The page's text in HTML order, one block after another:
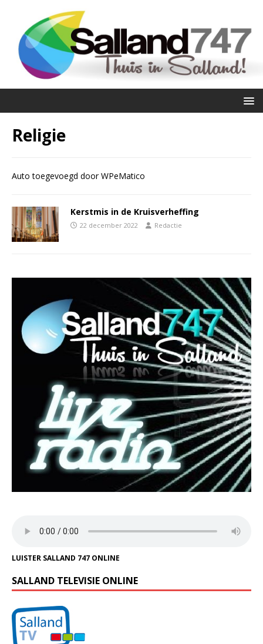
Religie
Auto toegevoegd door WPeMatico
Kerstmis in de Kruisverheffing
22 december 2022 Redactie
LUISTER SALLAND 747 ONLINE
SALLAND TELEVISIE ONLINE